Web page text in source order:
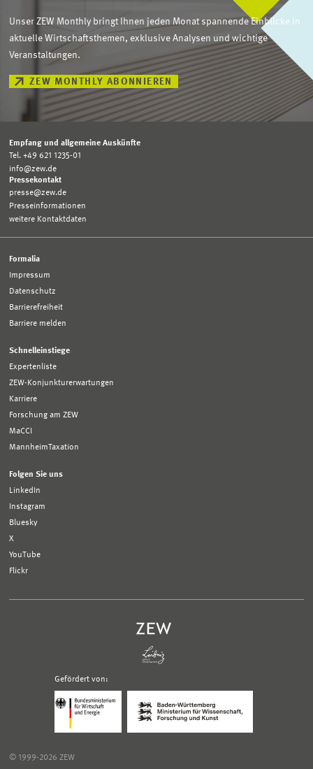
Unser ZEW Monthly bringt Ihnen jeden Monat spannende Einblicke in
aktuelle Wirtschaftsthemen, exklusive Analysen und wichtige
Veranstaltungen.
ZEW MONTHLY ABONNIEREN
Empfang und allgemeine Auskünfte
Tel. +49 621 1235-01
info@zew.de
Pressekontakt
presse@zew.de
Presseinformationen
weitere Kontaktdaten
Formalia
Impressum
Datenschutz
Barrierefreiheit
Barriere melden
Schnelleinstiege
Expertenliste
ZEW-Konjunkturerwartungen
Karriere
Forschung am ZEW
MaCCI
MannheimTaxation
Folgen Sie uns
LinkedIn
Instagram
Bluesky
X
YouTube
Flickr
Gefördert von:
Bundesministerium
Wirtschaft
Link
Ministerium
© 1999-2026 ZEW